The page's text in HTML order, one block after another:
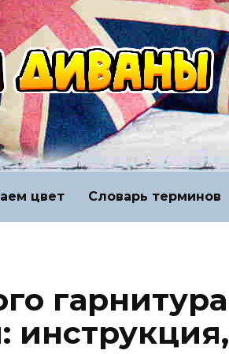
цвет Словарь терминов
гарнитура
инструкция,